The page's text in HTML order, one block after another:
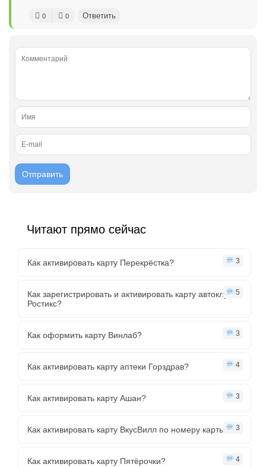
0 0 Ответить
Читают прямо сейчас
Как активировать карту Перекрёстка? 3
Как зарегистрировать и активировать карту автоклуба
Ростикс?
5
Как оформить карту Винлаб? 3
Как активировать карту аптеки Горздрав? 4
Как активировать карту Ашан? 3
Как активировать карту ВкусВилл по номеру карты? 3
Как активировать карту Пятёрочки? 4